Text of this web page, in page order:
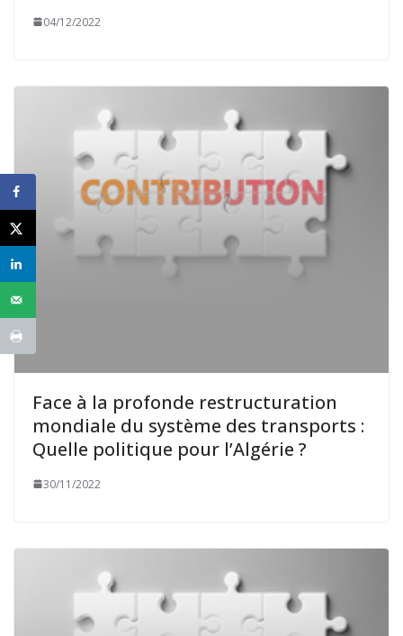
04/12/2022
Face à la profonde restructuration
mondiale du système des transports :
Quelle politique pour l’Algérie ?
30/11/2022